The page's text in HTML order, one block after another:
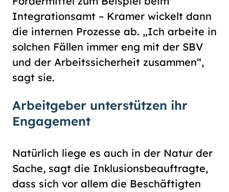
Integrationsamt – Kramer wickelt dann
die internen Prozesse ab. „Ich arbeite in
solchen Fällen immer eng mit der SBV
und der Arbeitssicherheit zusammen“,
sagt sie.
Arbeitgeber unterstützen ihr
Engagement
Natürlich liege es auch in der Natur der
Sache, sagt die Inklusionsbeauftragte,
dass sich vor allem die Beschäftigten